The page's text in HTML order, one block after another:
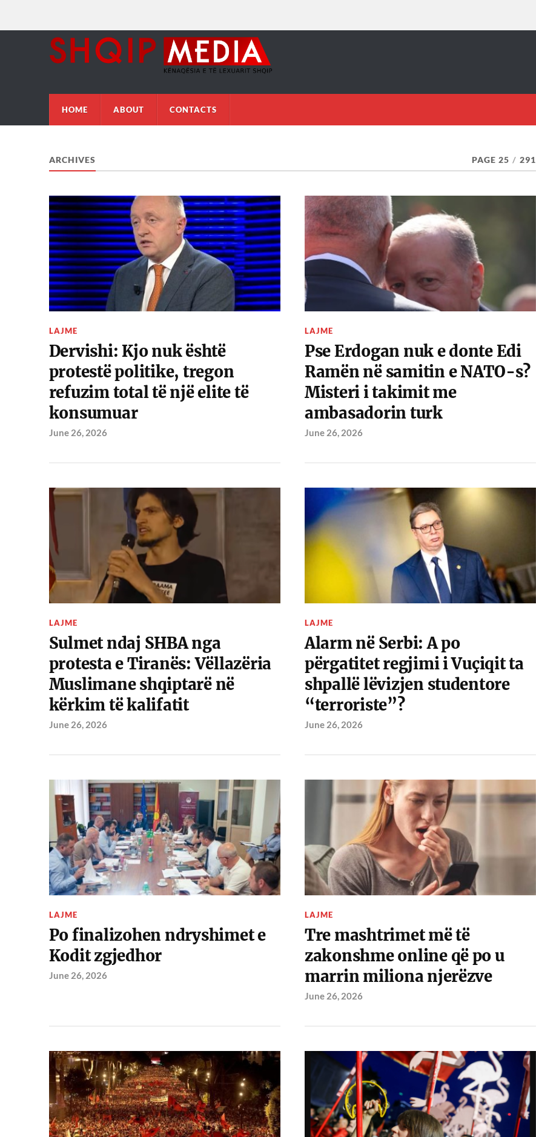
HOME ABOUT CONTACTS
ARCHIVES PAGE 25 / 291
LAJME
Dervishi: Kjo nuk është
protestë politike, tregon
refuzim total të një elite të
konsumuar
June 26, 2026
LAJME
Pse Erdogan nuk e donte Edi
Ramën në samitin e NATO-s?
Misteri i takimit me
ambasadorin turk
June 26, 2026
LAJME
Sulmet ndaj SHBA nga
protesta e Tiranës: Vëllazëria
Muslimane shqiptarë në
kërkim të kalifatit
June 26, 2026
LAJME
Alarm në Serbi: A po
përgatitet regjimi i Vuçiqit ta
shpallë lëvizjen studentore
“terroriste”?
June 26, 2026
LAJME
Po finalizohen ndryshimet e
Kodit zgjedhor
June 26, 2026
LAJME
Tre mashtrimet më të
zakonshme online që po u
marrin miliona njerëzve
June 26, 2026